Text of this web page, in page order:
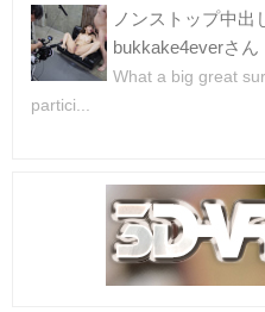
ノンストップ中出
bukkake4everさん
What a big great
partici...